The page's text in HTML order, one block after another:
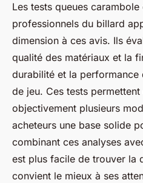
Les tests queues
professionnels du billard
dimension à ces avis. Ils
qualité des matériaux et la
durabilité et la
de jeu. Ces tests
objectivement plusieurs
acheteurs une base solide
combinant ces analyses
est plus facile de trouver la
convient le mieux à ses